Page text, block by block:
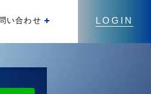
LOGIN
い合わせ